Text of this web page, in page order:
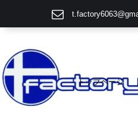
トップページ